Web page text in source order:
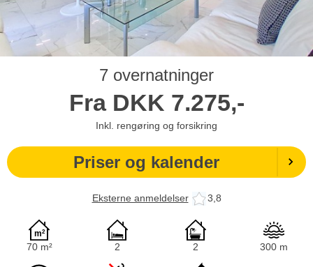
7 overnatninger
Fra DKK 7.275,-
Inkl. rengøring og forsikring
Priser og kalender
Eksterne anmeldelser 3,8
70 m² 2 2 300 m